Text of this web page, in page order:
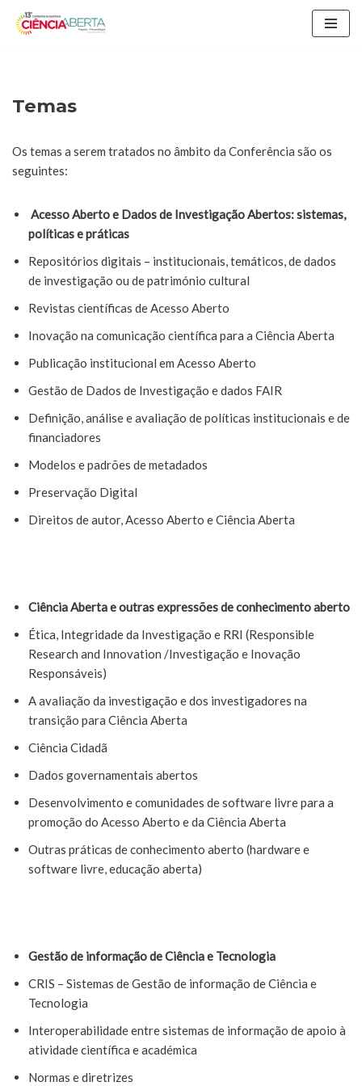
conteúdo
Temas
Os temas a serem tratados no âmbito da Conferência são os
seguintes:
Acesso Aberto e Dados de Investigação Abertos: sistemas,
políticas e práticas
Repositórios digitais – institucionais, temáticos, de dados
de investigação ou de património cultural
Revistas científicas de Acesso Aberto
Inovação na comunicação científica para a Ciência Aberta
Publicação institucional em Acesso Aberto
Gestão de Dados de Investigação e dados FAIR
Definição, análise e avaliação de políticas institucionais e de
financiadores
Modelos e padrões de metadados
Preservação Digital
Direitos de autor, Acesso Aberto e Ciência Aberta
Ciência Aberta e outras expressões de conhecimento aberto
Ética, Integridade da Investigação e RRI (Responsible
Research and Innovation /Investigação e Inovação
Responsáveis)
A avaliação da investigação e dos investigadores na
transição para Ciência Aberta
Ciência Cidadã
Dados governamentais abertos
Desenvolvimento e comunidades de software livre para a
promoção do Acesso Aberto e da Ciência Aberta
Outras práticas de conhecimento aberto (hardware e
software livre, educação aberta)
Gestão de informação de Ciência e Tecnologia
CRIS – Sistemas de Gestão de informação de Ciência e
Tecnologia
Interoperabilidade entre sistemas de informação de apoio à
atividade científica e académica
Normas e diretrizes